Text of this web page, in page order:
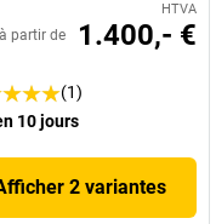
HTVA
à partir de 1.400,- €
(1)
10 jours
2 variantes